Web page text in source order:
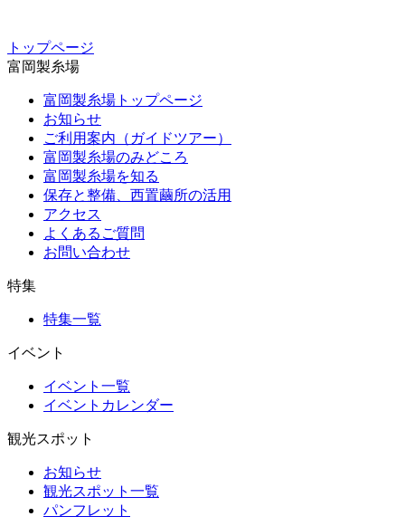
トップページ
富岡製糸場
富岡製糸場トップページ
お知らせ
ご利用案内（ガイドツアー）
富岡製糸場のみどころ
富岡製糸場を知る
保存と整備、西置繭所の活用
アクセス
よくあるご質問
お問い合わせ
特集
特集一覧
イベント
イベント一覧
イベントカレンダー
観光スポット
お知らせ
観光スポット一覧
パンフレット